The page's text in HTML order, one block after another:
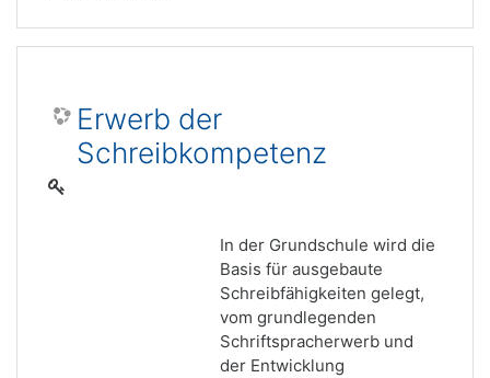
Erwerb der
Schreibkompetenz
In der Grundschule wird die
Basis für ausgebaute
Schreibfähigkeiten gelegt,
vom grundlegenden
Schriftspracherwerb und
der Entwicklung